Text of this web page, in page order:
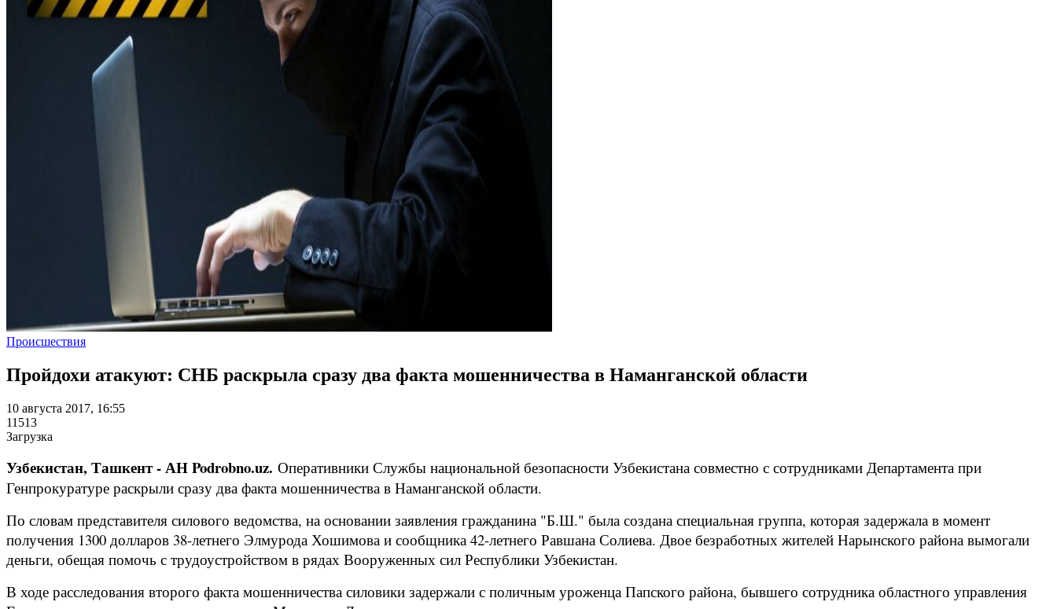
Происшествия
Пройдохи атакуют: СНБ раскрыла сразу два факта мошенничества в Наманганской области
10 августа 2017, 16:55
11513
Загрузка
Узбекистан, Ташкент - АН Podrobno.uz. Оперативники Службы национальной безопасности Узбекистана совместно с сотрудниками Департамента при
Генпрокуратуре раскрыли сразу два факта мошенничества в Наманганской области.
По словам представителя силового ведомства, на основании заявления гражданина "Б.Ш." была создана специальная группа, которая задержала в момент
получения 1300 долларов 38-летнего Элмурода Хошимова и сообщника 42-летнего Равшана Солиева. Двое безработных жителей Нарынского района вымогали
деньги, обещая помочь с трудоустройством в рядах Вооруженных сил Республики Узбекистан.
В ходе расследования второго факта мошенничества силовики задержали с поличным уроженца Папского района, бывшего сотрудника областного управления